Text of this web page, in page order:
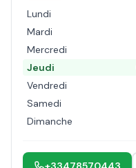
Lundi
Mardi
Mercredi
Jeudi
Vendredi
Samedi
Dimanche